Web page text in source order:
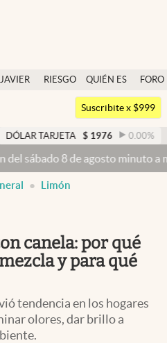
JAVIER
RIESGO
QUIÉN ES
QUIÉN
FORO
Argentina
México
Suscribite x $999
$ 1976 0.00% DÓLAR MEP
agosto minuto a minuto Dólar hoy
Limón
canela: por qué
y para qué
tendencia en los hogares
olores, dar brillo a